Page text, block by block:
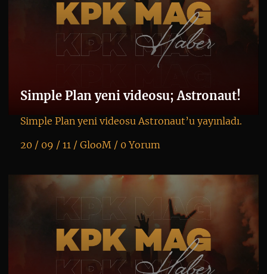
Simple Plan yeni videosu; Astronaut!
Simple Plan yeni videosu Astronaut’u yayınladı.
20 / 09 / 11 / GlooM/ 0 Yorum